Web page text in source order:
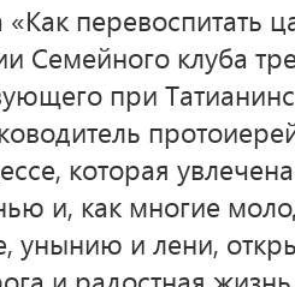
«Как перевоспитать
Семейного клуба
при
которая
и, как многие
унынию и лени,